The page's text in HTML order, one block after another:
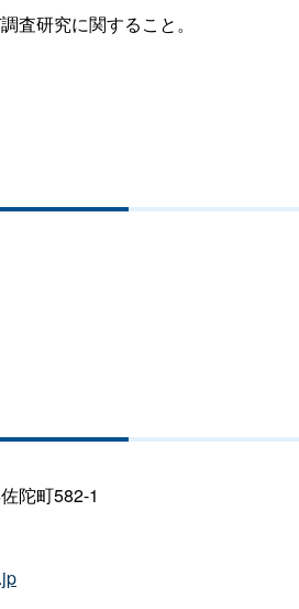
査研究に関すること。
陀町582-1